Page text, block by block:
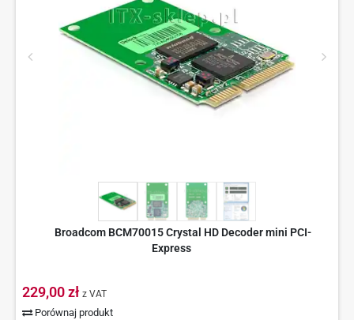
Broadcom BCM70015 Crystal HD Decoder mini PCI-
Express
229,00 zł z VAT
Porównaj produkt